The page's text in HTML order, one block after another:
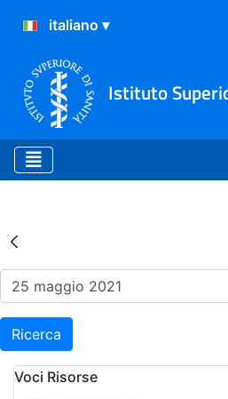
Istituto
Risultati della
Ricerca
Voci Risorse